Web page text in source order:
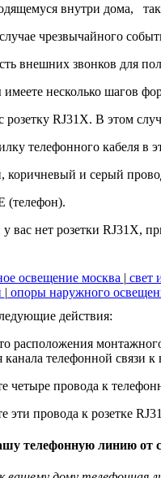
внутри дома,
чрезвычайного
внешних звонков для
несколько шагов
розетку RJ31X. В этом
телефонного кабеля в
и серый
(телефон).
вас нет розетки RJ31X,
освещение москва | свет
| опоры наружного
действия:
расположения
телефонной связи к
четыре провода к
эти провода к розетке
телефонную линию от